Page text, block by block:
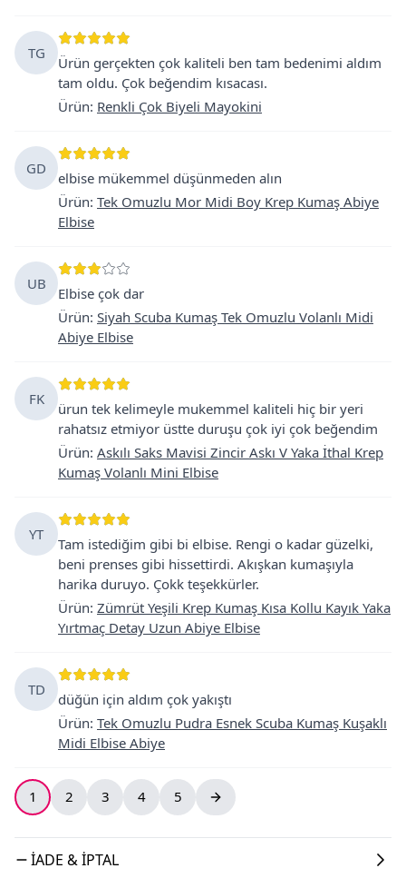
TG
Ürün gerçekten çok kaliteli ben tam bedenimi aldım
tam oldu. Çok beğendim kısacası.
Ürün: Renkli Çok Biyeli Mayokini
GD
elbise mükemmel düşünmeden alın
Ürün: Tek Omuzlu Mor Midi Boy Krep Kumaş Abiye
Elbise
UB
Elbise çok dar
Ürün: Siyah Scuba Kumaş Tek Omuzlu Volanlı Midi
Abiye Elbise
FK
ürun tek kelimeyle mukemmel kaliteli hiç bir yeri
rahatsız etmiyor üstte duruşu çok iyi çok beğendim
Ürün: Askılı Saks Mavisi Zincir Askı V Yaka İthal Krep
Kumaş Volanlı Mini Elbise
YT
Tam istediğim gibi bi elbise. Rengi o kadar güzelki,
beni prenses gibi hissettirdi. Akışkan kumaşıyla
harika duruyo. Çokk teşekkürler.
Ürün: Zümrüt Yeşili Krep Kumaş Kısa Kollu Kayık Yaka
Yırtmaç Detay Uzun Abiye Elbise
TD
düğün için aldım çok yakıştı
Ürün: Tek Omuzlu Pudra Esnek Scuba Kumaş Kuşaklı
Midi Elbise Abiye
1 2 3 4 5
İADE & İPTAL